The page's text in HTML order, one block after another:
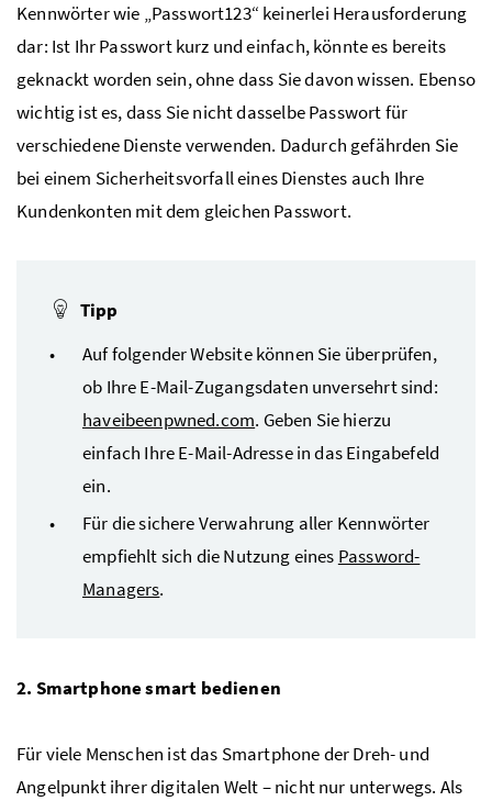
Kennwörter wie „Passwort123“ keinerlei Herausforderung
dar: Ist Ihr Passwort kurz und einfach, könnte es bereits
geknackt worden sein, ohne dass Sie davon wissen. Ebenso
wichtig ist es, dass Sie nicht dasselbe Passwort für
verschiedene Dienste verwenden. Dadurch gefährden Sie
bei einem Sicherheitsvorfall eines Dienstes auch Ihre
Kundenkonten mit dem gleichen Passwort.
Tipp
Auf folgender Website können Sie überprüfen,
ob Ihre E-Mail-Zugangsdaten unversehrt sind:
haveibeenpwned.com. Geben Sie hierzu
einfach Ihre E-Mail-Adresse in das Eingabefeld
ein.
Für die sichere Verwahrung aller Kennwörter
empfiehlt sich die Nutzung eines Password-
Managers.
2. Smartphone smart bedienen
Für viele Menschen ist das Smartphone der Dreh- und
Angelpunkt ihrer digitalen Welt – nicht nur unterwegs. Als